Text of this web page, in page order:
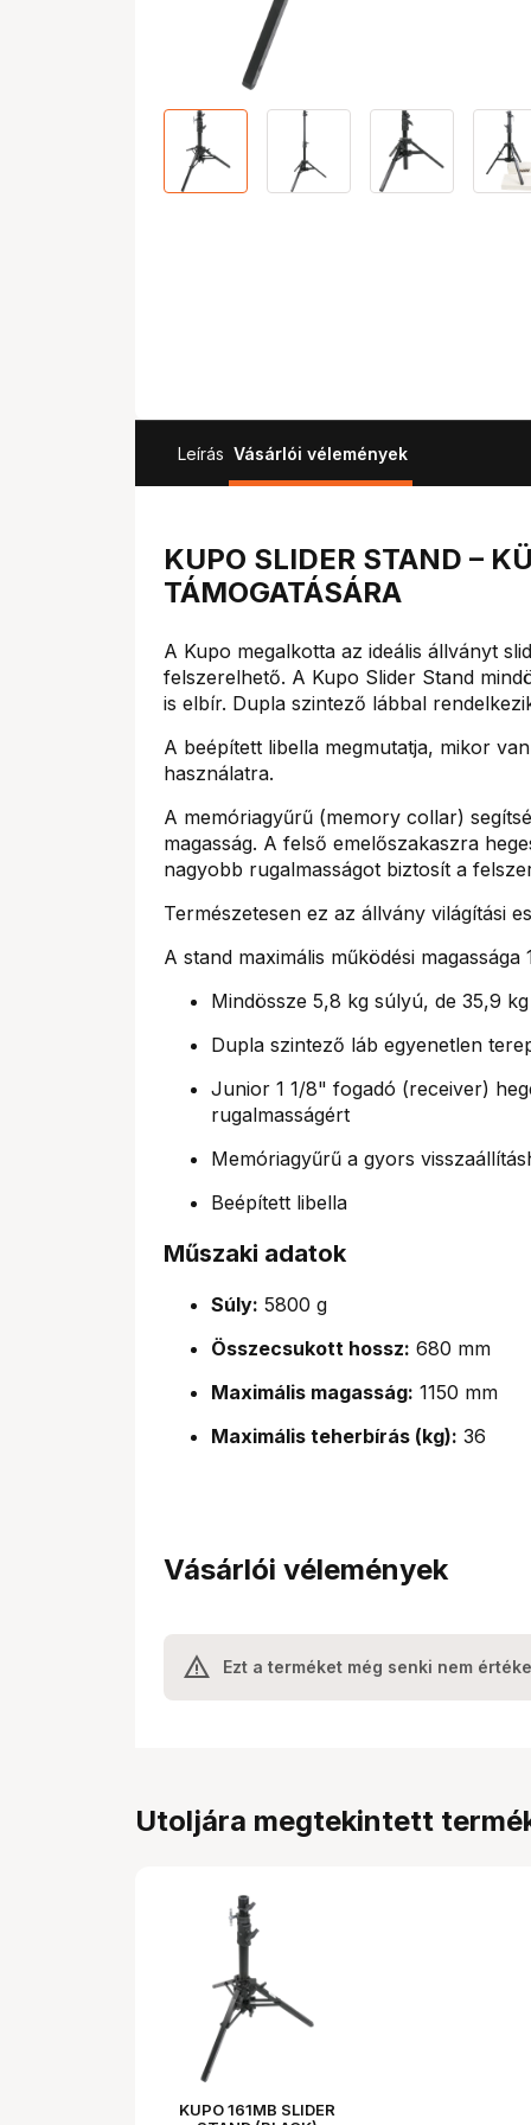
Leírás Vásárlói vélemények
KUPO SLIDER STAND –
TÁMOGATÁSÁRA
A Kupo megalkotta az ideális állványt
felszerelhető. A Kupo Slider Stand
is elbír. Dupla szintező lábbal
A beépített libella megmutatja, mikor
használatra.
A memóriagyűrű (memory collar)
magasság. A felső emelőszakaszra
nagyobb rugalmasságot biztosít a
Természetesen ez az állvány világítási
A stand maximális működési magassága
Mindössze 5,8 kg súlyú, de 35,9
Dupla szintező láb egyenetlen
Junior 1 1/8" fogadó (receiver)
rugalmasságért
Memóriagyűrű a gyors
Beépített libella
Műszaki adatok
Súly: 5800 g
Összecsukott hossz: 680 mm
Maximális magasság: 1150 mm
Maximális teherbírás (kg): 36
Vásárlói vélemények
Ezt a terméket még senki nem
Utoljára megtekintett
KUPO 161MB SLIDER